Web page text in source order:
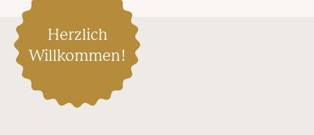
Herzlich
Willkommen!